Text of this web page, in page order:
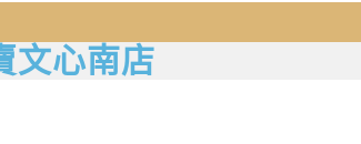
文心南店